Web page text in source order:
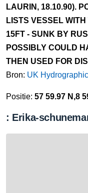
LAURIN, 18.10.90).
LISTS VESSEL
15FT - SUNK BY
POSSIBLY COULD
THEN USED FOR
Bron: UK
Positie: 57 59.97 N,8
: Erika-